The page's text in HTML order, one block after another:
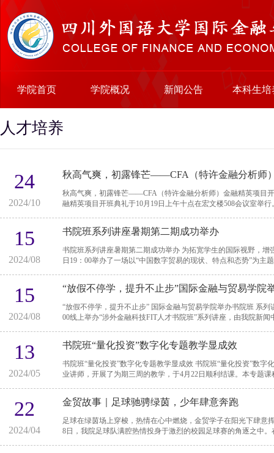
学院首页 学院概况 新闻公告 本科生培
人才培养
24
2024/10
秋高气爽，初露锋芒——CFA（特许金融分析师
秋高气爽，初露锋芒——CFA（特许金融分析师）金融精英项目开班典礼圆满收官 秋意渐浓
融精英项目开班典礼于10月19日上午十点在宏文楼508会议室举
15
2024/08
书院班系列讲座暑期第二期成功举办
书院班系列讲座暑期第二期成功举办 为拓宽学生的国际视野，增强对数字经济时代贸易新趋势的理解，我院于8月15
日19：00举办了一场以“中国数字贸易的现状、特点和态势”为主
15
2024/08
“放假不停学，提升不止步”国际金融与贸易学院
“放假不停学，提升不止步” 国际金融与贸易学院举办书院班 系列讲座 放假不停学，提升不止步。我院于8月13日9：
00线上举办“涉外金融科技FIT人才书院班”系列讲座，由我院新闻
13
2024/05
书院班“量化投资”数字化专题教学显成效
书院班“量化投资”数字化专题教学显成效 书院班“量化投资”数字化专题教学特邀我校语言智能学院李金健博士作为专
业讲师，开展了为期三周的教学，于4月22日顺利结课。本专题
22
2024/04
金贸故事｜足球驰骋绿茵，少年肆意奔跑
足球在绿茵场上穿梭，热情在心中燃烧，金贸学子在阳光下肆意挥洒汗水
8日，我院足球队满腔热情投身于激烈的校园足球赛的角逐之中